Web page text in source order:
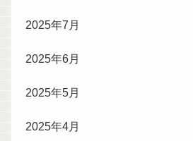
2025年7月
2025年6月
2025年5月
2025年4月